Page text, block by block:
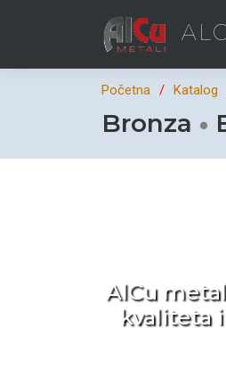
Početna Katalog
Bronza
AlCu
kvaliteta